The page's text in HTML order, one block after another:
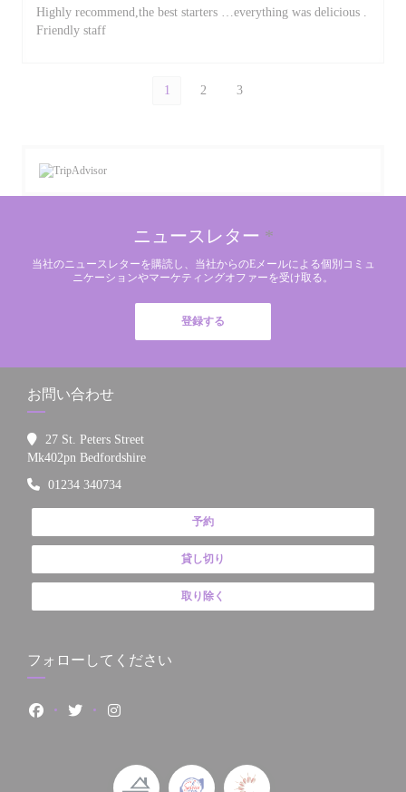
Highly recommend,the best starters …everything was delicious .
Friendly staff
1 2 3
ニュースレター *
当社のニュースレターを購読し、当社からのEメールによる個別コミュ
ニケーションやマーケティングオファーを受け取る。
登録する
お問い合わせ
27 St. Peters Street
Mk402pn Bedfordshire((新しいウィンドウで開きます))
01234 340734
予約
貸し切り
取り除く
フォローしてください
Facebook ((新しいウィンドウで開きます))
Twitter ((新しいウィンドウで開きます))
Instagram ((新しいウィンドウで開きます))